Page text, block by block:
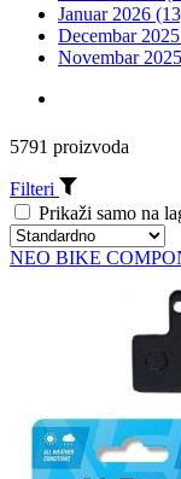
Januar 2026
Decembar
Novembar
5791 proizvoda
Filteri
Prikaži samo na
NEO BIKE